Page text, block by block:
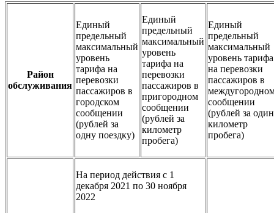
Район
обслуживания
Единый
предельный
максимальный
уровень
тарифа на
перевозки
пассажиров в
городском
сообщении
(рублей за
одну поездку)
Единый
предельный
максимальный
уровень
тарифа на
перевозки
пассажиров в
пригородном
сообщении
(рублей за
километр
пробега)
Единый
предельный
максимальный
уровень тарифа
на перевозки
пассажиров в
сообщении
(рублей за один
километр
пробега)
На период действия с 1
декабря 2021 по 30 ноября
2022